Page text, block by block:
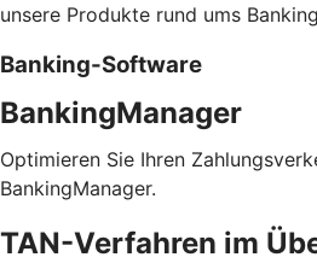
unsere Produkte rund ums
Banking-Software
BankingManager
Optimieren Sie Ihren
BankingManager.
TAN-Verfahren im